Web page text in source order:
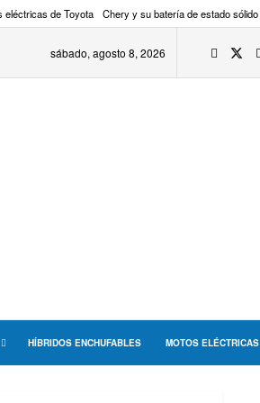
eléctricas de Toyota Chery y su batería de estado sólido
sábado, agosto 8, 2026
HÍBRIDOS ENCHUFABLES MOTOS ELÉCTRICAS